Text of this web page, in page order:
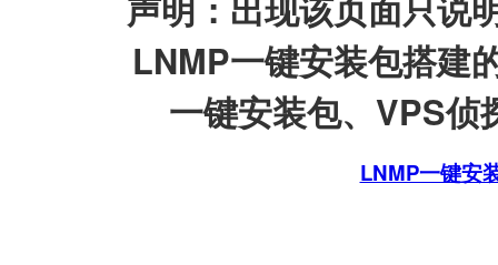
LNMP一键安装包搭建
一键安装包、VPS
LNMP一键安